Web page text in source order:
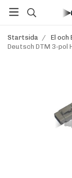
Startsida / El och
Deutsch DTM 3-pol